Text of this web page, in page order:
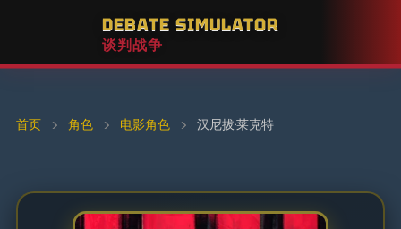
DEBATE SIMULATOR
谈判战争
首页 › 角色 › 电影角色 › 汉尼拔·莱克特